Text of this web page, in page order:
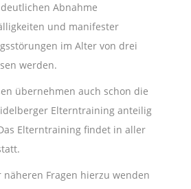
Abnahme
und manifester
im Alter von drei
werden.
übernehmen auch schon die
Elterntraining anteilig
Elterntraining findet in aller
näheren Fragen hierzu wenden